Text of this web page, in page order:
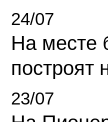
24/07
На месте
построят
23/07